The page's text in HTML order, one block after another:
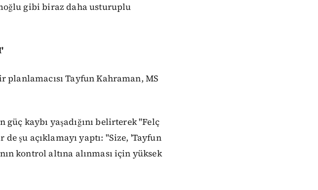
gibi biraz daha usturuplu
planlamacısı Tayfun Kahraman, MS
kaybı yaşadığını belirterek "Felç
şu açıklamayı yaptı: "Size, 'Tayfun
kontrol altına alınması için yüksek